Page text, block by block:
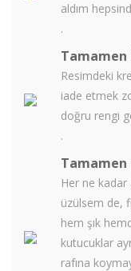
aldım
.
Resimdeki
iade etmek
doğru rengi
.
Tamamen
Her ne
üzülsem de,
hem şık
kutucuklar
rafına